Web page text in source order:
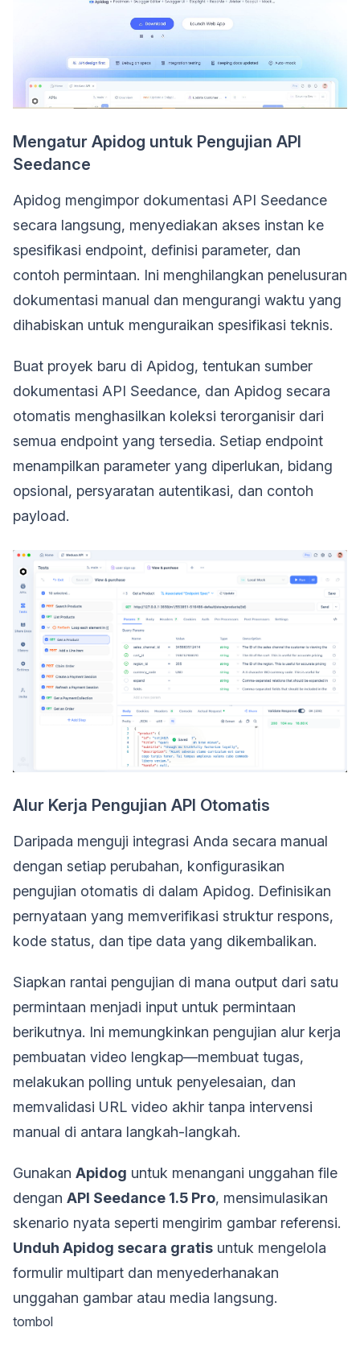
Mengatur Apidog untuk Pengujian API
Seedance
Apidog mengimpor dokumentasi API Seedance
secara langsung, menyediakan akses instan ke
spesifikasi endpoint, definisi parameter, dan
contoh permintaan. Ini menghilangkan penelusuran
dokumentasi manual dan mengurangi waktu yang
dihabiskan untuk menguraikan spesifikasi teknis.
Buat proyek baru di Apidog, tentukan sumber
dokumentasi API Seedance, dan Apidog secara
otomatis menghasilkan koleksi terorganisir dari
semua endpoint yang tersedia. Setiap endpoint
menampilkan parameter yang diperlukan, bidang
opsional, persyaratan autentikasi, dan contoh
payload.
Alur Kerja Pengujian API Otomatis
Daripada menguji integrasi Anda secara manual
dengan setiap perubahan, konfigurasikan
pengujian otomatis di dalam Apidog. Definisikan
pernyataan yang memverifikasi struktur respons,
kode status, dan tipe data yang dikembalikan.
Siapkan rantai pengujian di mana output dari satu
permintaan menjadi input untuk permintaan
berikutnya. Ini memungkinkan pengujian alur kerja
pembuatan video lengkap—membuat tugas,
melakukan polling untuk penyelesaian, dan
memvalidasi URL video akhir tanpa intervensi
manual di antara langkah-langkah.
Gunakan Apidog untuk menangani unggahan file
dengan API Seedance 1.5 Pro, mensimulasikan
skenario nyata seperti mengirim gambar referensi.
Unduh Apidog secara gratis untuk mengelola
formulir multipart dan menyederhanakan
unggahan gambar atau media langsung.
tombol